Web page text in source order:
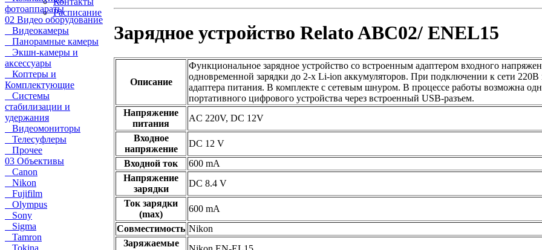
Расписание
фотоаппараты
02 Видео оборудование
Видеокамеры
Панорамные камеры
Экшн-камеры и
аксессуары
Коптеры и
Комплектующие
Системы
стабилизации и
удержания
Видеомониторы
Телесуфлеры
Прочее
03 Объективы
Canon
Nikon
Fujifilm
Olympus
Sony
Sigma
Tamron
Tokina
Зарядное устройство Relato ABC02/ ENEL15
Описание
Функциональное зарядное устройство со встроенным адаптером входного
одновременной зарядки до 2-х Li-ion аккумуляторов. При подключении к сети 220В
адаптера питания. В комплекте с сетевым шнуром. В процессе работы возможна
портативного цифрового устройства через встроенный USB-разъем.
Напряжение
питания
AC 220V, DC 12V
Входное
напряжение
DC 12 V
Входной ток
600 mA
Напряжение
зарядки
DC 8.4 V
Ток зарядки
(max)
600 mA
Совместимость Nikon
Заряжаемые